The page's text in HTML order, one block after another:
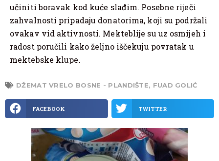
učiniti boravak kod kuće slađim. Posebne riječi
zahvalnosti pripadaju donatorima, koji su podržali
ovakav vid aktivnosti. Mekteblije su uz osmijeh i
radost poručili kako željno iščekuju povratak u
mektebske klupe.
DŽEMAT VRELO BOSNE - PLANDIŠTE, FUAD GOLIĆ
FACEBOOK TWITTER